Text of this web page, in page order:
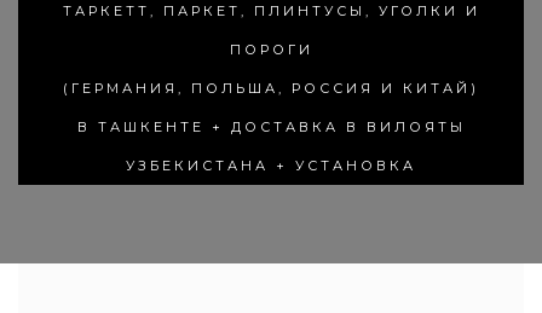
ТАРКЕТТ, ПАРКЕТ, ПЛИНТУСЫ, УГОЛКИ И
ПОРОГИ
(ГЕРМАНИЯ, ПОЛЬША, РОССИЯ И КИТАЙ)
В ТАШКЕНТЕ + ДОСТАВКА В ВИЛОЯТЫ
УЗБЕКИСТАНА + УСТАНОВКА